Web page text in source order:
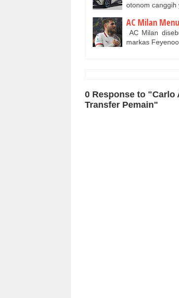
otonom canggih
AC Milan
AC Milan
markas
0 Response to "Carlo
Transfer Pemain"